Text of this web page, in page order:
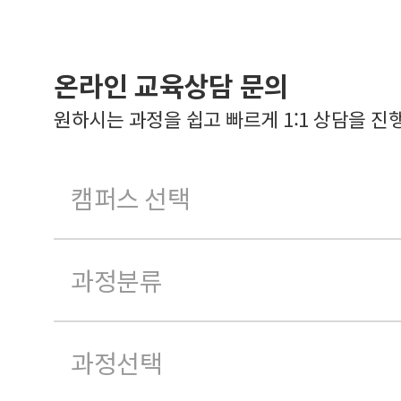
온라인 교육상담 문의
원하시는 과정을 쉽고 빠르게 1:1 상담을 진